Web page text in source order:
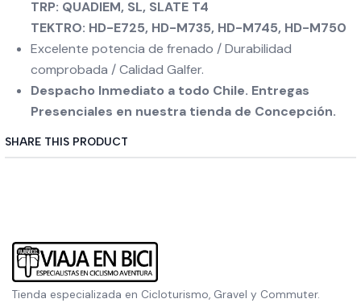
TRP: QUADIEM, SL, SLATE T4
TEKTRO: HD-E725, HD-M735, HD-M745, HD-M750
Excelente potencia de frenado / Durabilidad
comprobada / Calidad Galfer.
Despacho Inmediato a todo Chile. Entregas
Presenciales en nuestra tienda de Concepción.
SHARE THIS PRODUCT
Tienda especializada en Cicloturismo, Gravel y Commuter.